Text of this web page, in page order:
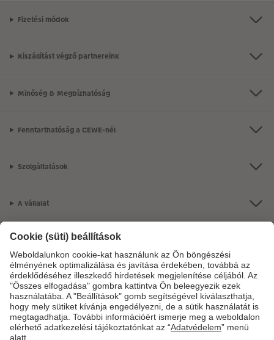
Fizetési módok
Kiszállítást végző partnereink
Minőség & Megbízhatóság
Fenntarthatóság a CEWE-nél
Szolgáltatások
A vállalat
Termékkínálat
CEWE Fotóvilág